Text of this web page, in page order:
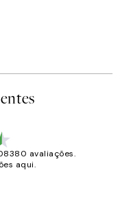
avaliações.
aqui.